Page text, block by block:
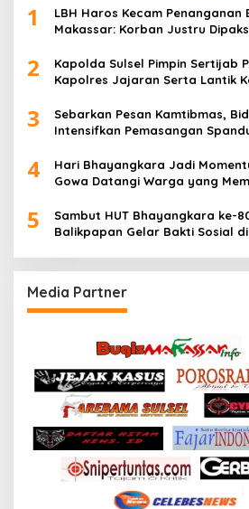
1
LBH Haros Kecam Penanganan
Makassar: Korban Justru
2
Kapolda Sulsel Pimpin Sertijab
Kapolres Jajaran Serta Lantik
3
Sebarkan Pesan Kamtibmas,
Intensifkan Pemasangan
4
Hari Bhayangkara Jadi
Gowa Datangi Warga yang
5
Sambut HUT Bhayangkara ke-
Balikpapan Gelar Bakti Sosial
Media Partner